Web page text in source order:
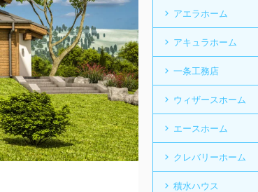
アエラホーム
アキュラホーム
一条工務店
ウィザースホーム
エースホーム
クレバリーホーム
積水ハウス